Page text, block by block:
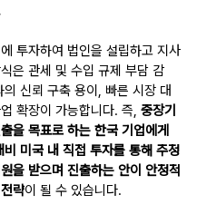
투자하여 법인을 설립하고 지사
은 관세 및 수입 규제 부담 감
신뢰 구축 용이, 빠른 시장 대
확장이 가능합니다. 즉, 중장기
을 목표로 하는 한국 기업에게
비 미국 내 직접 투자를 통해 주정
을 받으며 진출하는 안이 안정적
략이 될 수 있습니다.